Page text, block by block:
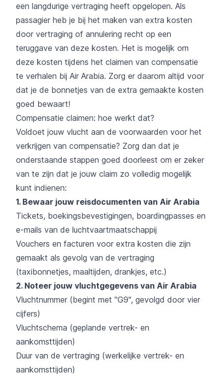
een langdurige vertraging heeft opgelopen. Als
passagier heb je bij het maken van extra kosten
door vertraging of annulering recht op een
teruggave van deze kosten. Het is mogelijk om
deze kosten tijdens het claimen van compensatie
te verhalen bij Air Arabia. Zorg er daarom altijd voor
dat je de bonnetjes van de extra gemaakte kosten
goed bewaart!
Compensatie claimen: hoe werkt dat?
Voldoet jouw vlucht aan de voorwaarden voor het
verkrijgen van compensatie? Zorg dan dat je
onderstaande stappen goed doorleest om er zeker
van te zijn dat je jouw claim zo volledig mogelijk
kunt indienen:
1. Bewaar jouw reisdocumenten van Air Arabia
Tickets, boekingsbevestigingen, boardingpasses en
e-mails van de luchtvaartmaatschappij
Vouchers en facturen voor extra kosten die zijn
gemaakt als gevolg van de vertraging
(taxibonnetjes, maaltijden, drankjes, etc.)
2. Noteer jouw vluchtgegevens van Air Arabia
Vluchtnummer (begint met "G9", gevolgd door vier
cijfers)
Vluchtschema (geplande vertrek- en
aankomsttijden)
Duur van de vertraging (werkelijke vertrek- en
aankomsttijden)